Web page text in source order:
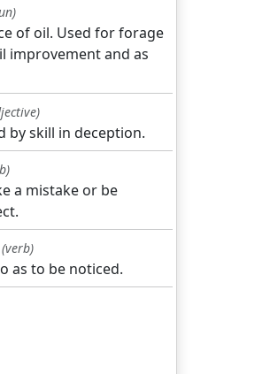
of oil. Used for forage
improvement and as
by skill in deception.
a mistake or be
(verb)
as to be noticed.